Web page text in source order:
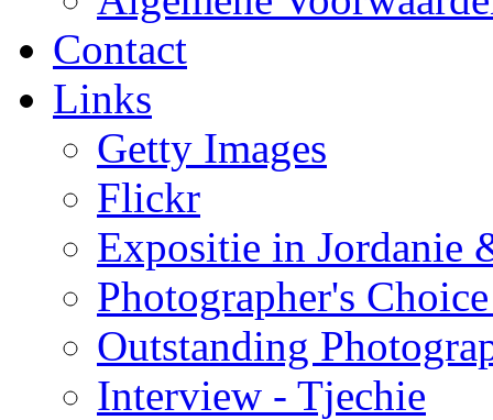
Contact
Links
Getty Images
Flickr
Expositie in Jordanie
Photographer's
Outstanding
Interview - Tjechie